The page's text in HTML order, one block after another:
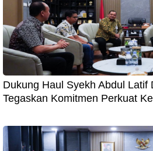
Dukung Haul Syekh Abdul Latif
Tegaskan Komitmen Perkuat